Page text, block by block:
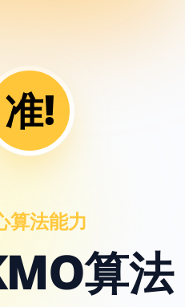
准!
算法能力
算法